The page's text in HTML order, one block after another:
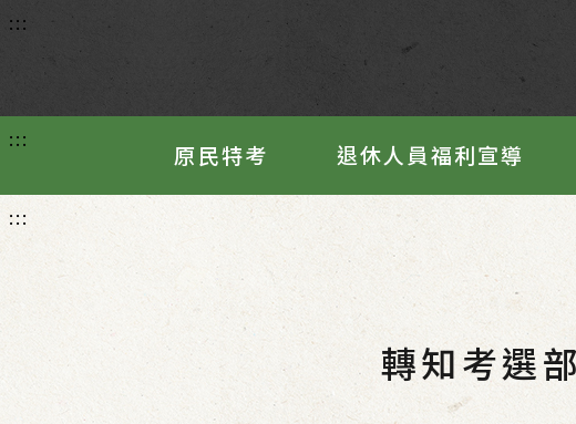
:::
:::
原民特考 退休人員福利宣導
:::
轉知考選